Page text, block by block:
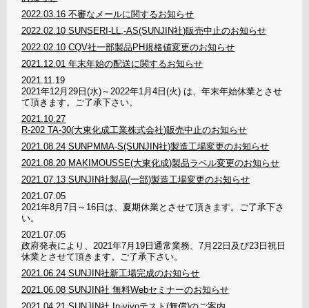
2022.03.16 不審なメールに関するお知らせ
2022.02.10 SUNSERI-LL,-AS(SUNJIN社)販売中止のお知らせ
2022.02.10 CQV社一部製品PH規格値変更のお知らせ
2021.12.01 年末年始の配送に関するお知らせ
2021.11.19
2021年12月29日(水)～2022年1月4日(火) は、年末年始休業とさせ
て頂きます。ご了承下さい。
2021.10.27
R-202 TA-30(大東化成工業株式会社)販売中止のお知らせ
2021.08.24 SUNPMMA-S(SUNJIN社)製造工場変更のお知らせ
2021.08.20 MAKIMOUSSE(大東化成)製品ラベル変更のお知らせ
2021.07.13 SUNJIN社製品(一部)製造工場変更のお知らせ
2021.07.05
2021年8月7日～16日は、夏期休業とさせて頂きます。ご了承下さ
い。
2021.07.05
政府発表により、2021年7月19日通常業務、7月22日及び23日祝日
休業とさせて頂きます。ご了承下さい。
2021.06.24 SUNJIN社新工場完成のお知らせ
2021.06.08 SUNJIN社 無料Webセミナーのお知らせ